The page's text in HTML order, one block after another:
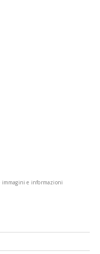
e informazioni